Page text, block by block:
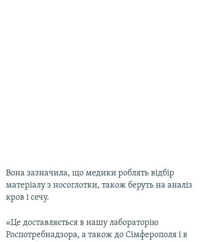
Вона зазначила, що медики роблять відбір
матеріалу з носоглотки, також беруть на аналіз
кров і сечу.
«Це доставляється в нашу лабораторію
Роспотребнадзора, а також до Сімферополя і в